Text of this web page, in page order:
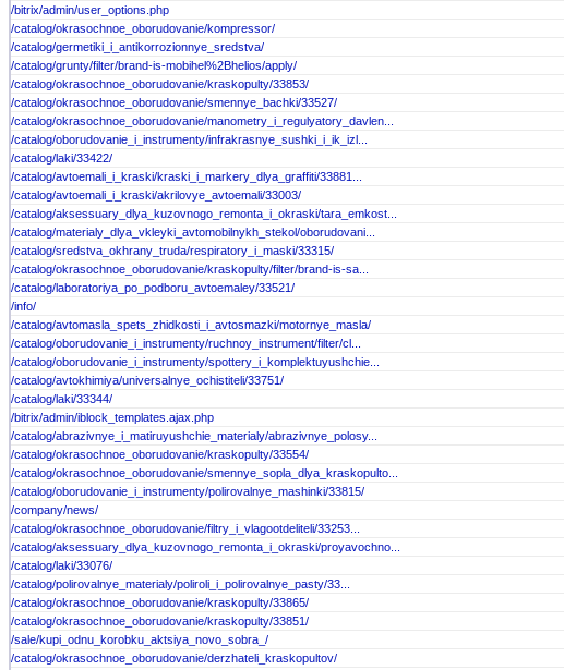
/bitrix/admin/user_options.php
/catalog/okrasochnoe_oborudovanie/kompressor/
/catalog/germetiki_i_antikorrozionnye_sredstva/
/catalog/grunty/filter/brand-is-mobihel%2Bhelios/apply/
/catalog/okrasochnoe_oborudovanie/kraskopulty/33853/
/catalog/okrasochnoe_oborudovanie/smennye_bachki/33527/
/catalog/okrasochnoe_oborudovanie/manometry_i_regulyatory_davlen...
/catalog/oborudovanie_i_instrumenty/infrakrasnye_sushki_i_ik_izl...
/catalog/laki/33422/
/catalog/avtoemali_i_kraski/kraski_i_markery_dlya_graffiti/33881...
/catalog/avtoemali_i_kraski/akrilovye_avtoemali/33003/
/catalog/aksessuary_dlya_kuzovnogo_remonta_i_okraski/tara_emkost...
/catalog/materialy_dlya_vkleyki_avtomobilnykh_stekol/oborudovani...
/catalog/sredstva_okhrany_truda/respiratory_i_maski/33315/
/catalog/okrasochnoe_oborudovanie/kraskopulty/filter/brand-is-sa...
/catalog/laboratoriya_po_podboru_avtoemaley/33521/
/info/
/catalog/avtomasla_spets_zhidkosti_i_avtosmazki/motornye_masla/
/catalog/oborudovanie_i_instrumenty/ruchnoy_instrument/filter/cl...
/catalog/oborudovanie_i_instrumenty/spottery_i_komplektuyushchie...
/catalog/avtokhimiya/universalnye_ochistiteli/33751/
/catalog/laki/33344/
/bitrix/admin/iblock_templates.ajax.php
/catalog/abrazivnye_i_matiruyushchie_materialy/abrazivnye_polosy...
/catalog/okrasochnoe_oborudovanie/kraskopulty/33554/
/catalog/okrasochnoe_oborudovanie/smennye_sopla_dlya_kraskopulto...
/catalog/oborudovanie_i_instrumenty/polirovalnye_mashinki/33815/
/company/news/
/catalog/okrasochnoe_oborudovanie/filtry_i_vlagootdeliteli/33253...
/catalog/aksessuary_dlya_kuzovnogo_remonta_i_okraski/proyavochno...
/catalog/laki/33076/
/catalog/polirovalnye_materialy/poliroli_i_polirovalnye_pasty/33...
/catalog/okrasochnoe_oborudovanie/kraskopulty/33865/
/catalog/okrasochnoe_oborudovanie/kraskopulty/33851/
/sale/kupi_odnu_korobku_aktsiya_novo_sobra_/
/catalog/okrasochnoe_oborudovanie/derzhateli_kraskopultov/